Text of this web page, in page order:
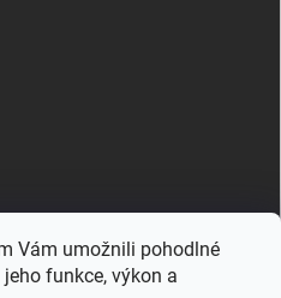
Vám umožnili pohodlné
funkce, výkon a